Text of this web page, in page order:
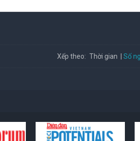
Xếp theo: Thời gian Số